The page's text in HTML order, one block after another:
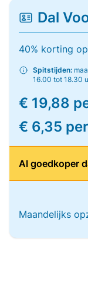
Dal
40% korting
Spitstijden:
16.00 tot 18.30
€ 19,88
€ 6,35
Al goedkoper
Maandelijks